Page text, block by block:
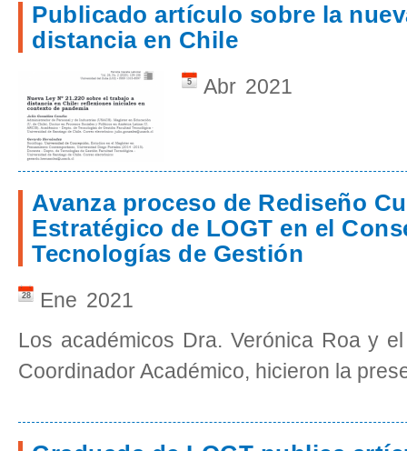
Publicado artículo sobre la
distancia en Chile
Abr
5 2021
Avanza proceso de Rediseño
Estratégico de LOGT en el
Tecnologías de Gestión
Ene
28
2021
Los académicos Dra. Verónica Roa y
Coordinador Académico, hicieron la